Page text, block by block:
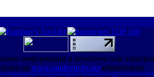
информации в печатном или
на www.randevucity.netобязательна